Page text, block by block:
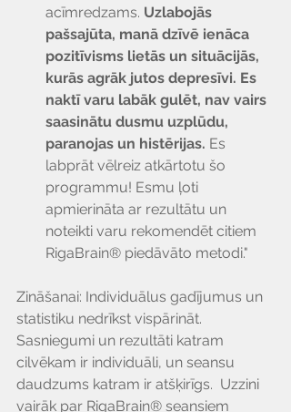
acīmredzams. Uzlabojās
pašsajūta, manā dzīvē ienāca
pozitīvisms lietās un situācijās,
kurās agrāk jutos depresīvi. Es
naktī varu labāk gulēt, nav vairs
saasinātu dusmu uzplūdu,
paranojas un histērijas. Es
labprāt vēlreiz atkārtotu šo
programmu! Esmu ļoti
apmierināta ar rezultātu un
noteikti varu rekomendēt citiem
RigaBrain® piedāvāto metodi."
Zināšanai: Individuālus gadījumus un
statistiku nedrīkst vispārināt.
Sasniegumi un rezultāti katram
cilvēkam ir individuāli, un seansu
daudzums katram ir atšķirīgs.  Uzzini
vairāk par RigaBrain® seansiem